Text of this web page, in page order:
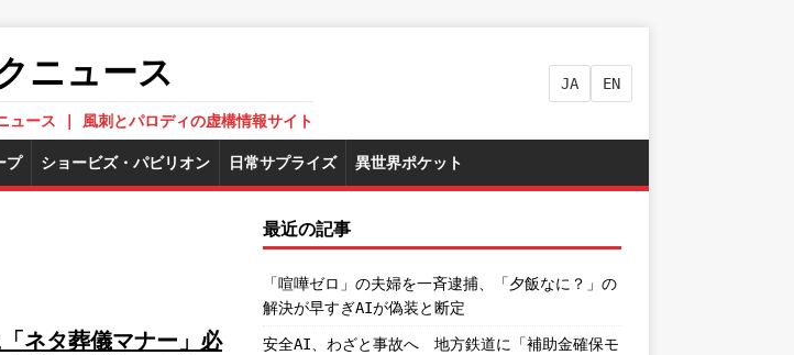
ュース
ース | 風刺とパロディの虚構情報サイト
JA EN
プ ショービズ・パビリオン 日常サプライズ 異世界ポケット
ネタ葬儀マナー」必
最近の記事
「喧嘩ゼロ」の夫婦を一斉逮捕、「夕飯なに？」の
解決が早すぎAIが偽装と断定
安全AI、わざと事故へ 地方鉄道に「補助金確保モ